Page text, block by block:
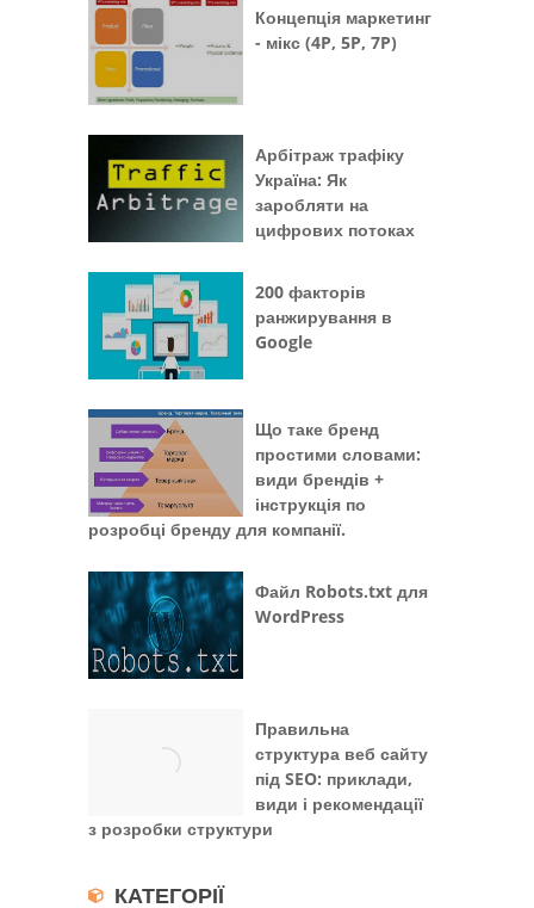
Концепція маркетинг
- мікс (4P, 5P, 7P)
Арбітраж трафіку
Україна: Як
заробляти на
цифрових потоках
200 факторів
ранжирування в
Google
Що таке бренд
простими словами:
види брендів +
інструкція по
розробці бренду для компанії.
Файл Robots.txt для
WordPress
Правильна
структура веб сайту
під SEO: приклади,
види і рекомендації
з розробки структури
КАТЕГОРІЇ